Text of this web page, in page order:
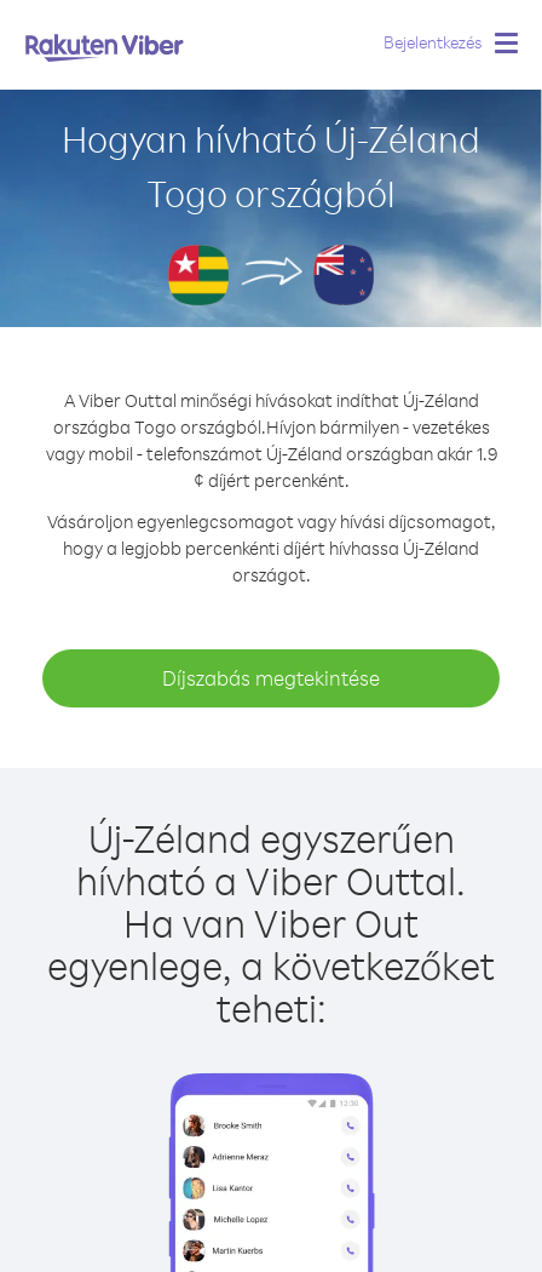
Bejelentkezés
Hogyan hívható Új-Zéland
Togo országból
A Viber Outtal minőségi hívásokat indíthat Új-Zéland
országba Togo országból.Hívjon bármilyen - vezetékes
vagy mobil - telefonszámot Új-Zéland országban akár 1.9
¢ díjért percenként.
Vásároljon egyenlegcsomagot vagy hívási díjcsomagot,
hogy a legjobb percenkénti díjért hívhassa Új-Zéland
országot.
Díjszabás megtekintése
Új-Zéland egyszerűen
hívható a Viber Outtal.
Ha van Viber Out
egyenlege, a következőket
teheti: